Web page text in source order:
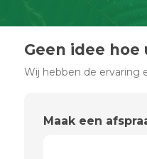
Geen idee
Wij hebben de ervaring
Maak een